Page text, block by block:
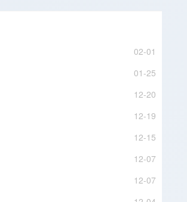
02-01
01-25
12-20
12-19
12-15
12-07
12-07